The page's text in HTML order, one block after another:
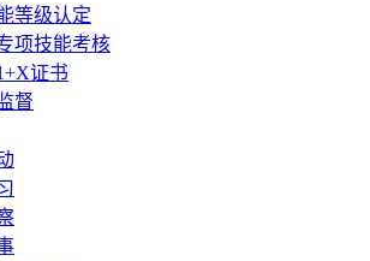
等级认定
项技能考核
证书
督